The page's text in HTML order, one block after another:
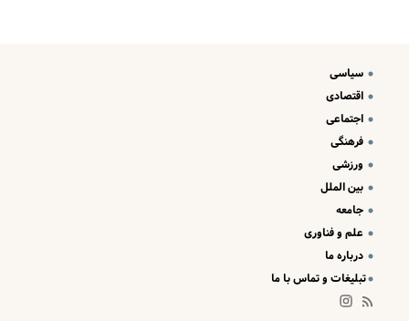
سیاسی
اقتصادی
اجتماعی
فرهنگی
ورزشی
بین الملل
جامعه
علم و فناوری
درباره ما
تبلیغات و تماس با ما